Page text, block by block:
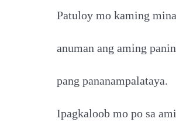
Patuloy mo kaming
anuman ang aming
pang pananampalataya.
Ipagkaloob mo po sa